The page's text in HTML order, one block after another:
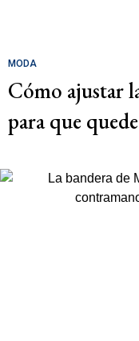
MODA
Cómo ajustar
para que